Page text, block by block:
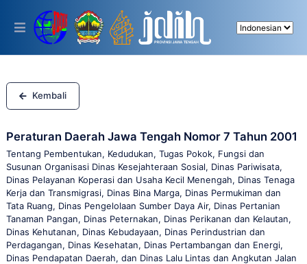
This
includes
accessibility
system.
Kembali
Peraturan Daerah Jawa Tengah Nomor 7 Tahun 2001
Tentang Pembentukan, Kedudukan, Tugas Pokok, Fungsi dan
Susunan Organisasi Dinas Kesejahteraan Sosial, Dinas Pariwisata,
Dinas Pelayanan Koperasi dan Usaha Kecil Menengah, Dinas Tenaga
Kerja dan Transmigrasi, Dinas Bina Marga, Dinas Permukiman dan
Tata Ruang, Dinas Pengelolaan Sumber Daya Air, Dinas Pertanian
Tanaman Pangan, Dinas Peternakan, Dinas Perikanan dan Kelautan,
Dinas Kehutanan, Dinas Kebudayaan, Dinas Perindustrian dan
Perdagangan, Dinas Kesehatan, Dinas Pertambangan dan Energi,
Dinas Pendapatan Daerah, dan Dinas Lalu Lintas dan Angkutan Jalan